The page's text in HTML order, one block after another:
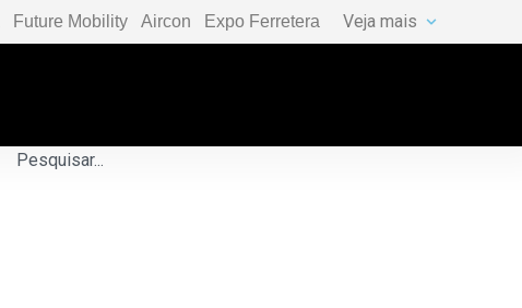
Future Mobility Aircon Expo Ferretera Veja mais